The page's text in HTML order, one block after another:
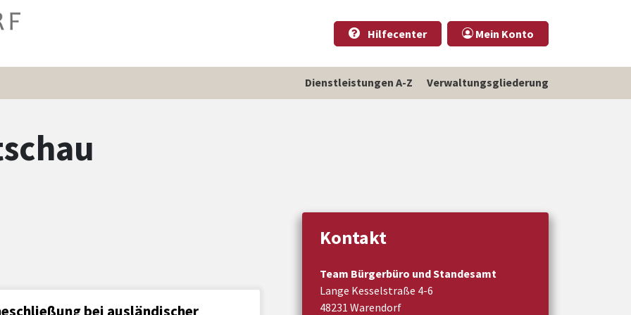
Hilfecenter
Mein Konto
Dienstleistungen A-Z Verwaltungsgliederung
bei ausländischer
Kontakt
Team Bürgerbüro und Standesamt
Lange Kesselstraße 4-6
48231 Warendorf